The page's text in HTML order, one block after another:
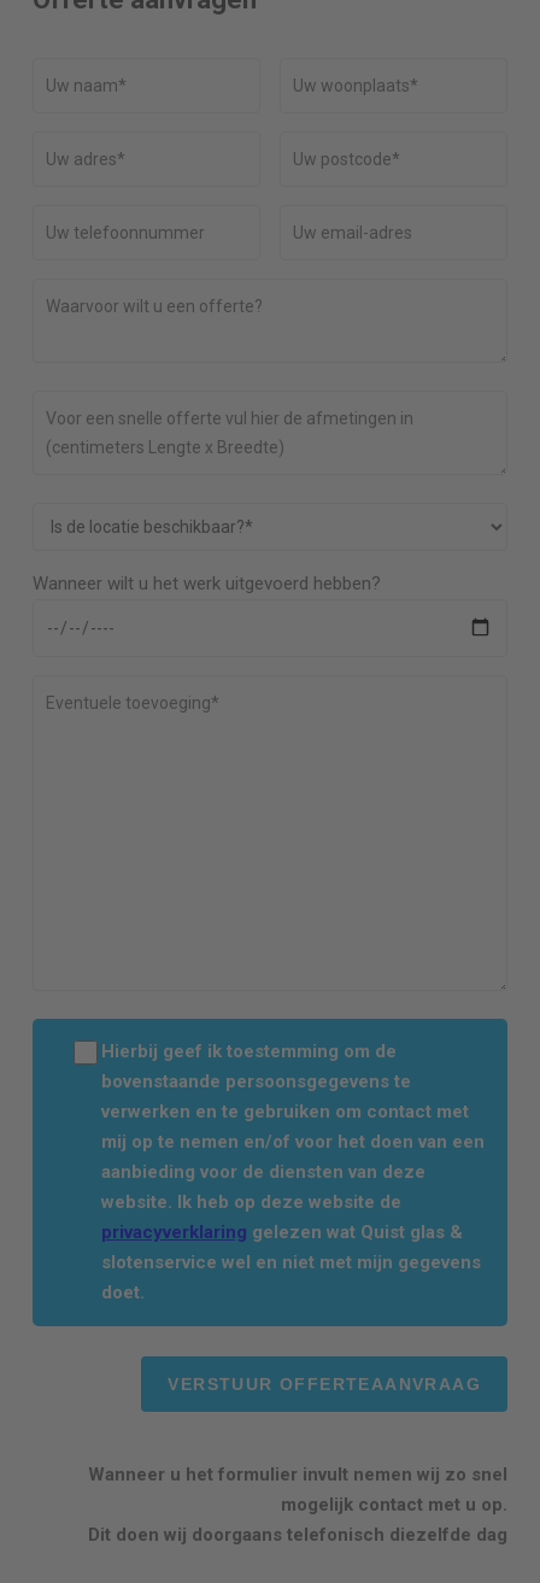
Wanneer wilt u het werk uitgevoerd hebben?
Hierbij geef ik toestemming om de
bovenstaande persoonsgegevens te
verwerken en te gebruiken om contact met
mij op te nemen en/of voor het doen van een
aanbieding voor de diensten van deze
website. Ik heb op deze website de
privacyverklaring gelezen wat Quist glas &
slotenservice wel en niet met mijn gegevens
doet.
Wanneer u het formulier invult nemen wij zo snel
mogelijk contact met u op.
Dit doen wij doorgaans telefonisch diezelfde dag